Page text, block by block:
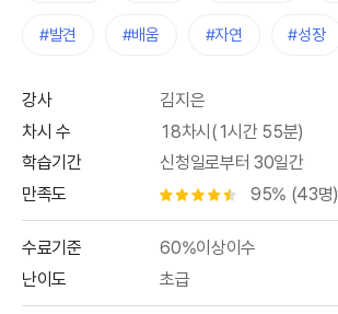
#발견 #배움 #자연 #성장
강사
김지은
차시 수
18차시(1시간 55분)
학습기간
신청일로부터 30일간
만족도
별점 4.5개 95% (43명)
수료기준
60%이상이수
난이도
초급